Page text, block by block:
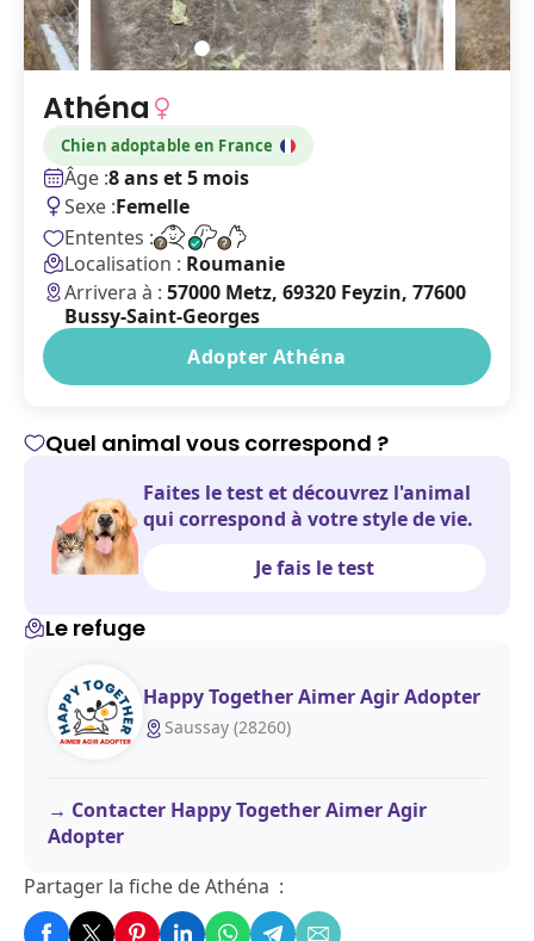
Athéna
Chien adoptable en France
Âge :8 ans et 5 mois
Sexe :Femelle
Ententes :
Localisation : Roumanie
Arrivera à : 57000 Metz, 69320 Feyzin, 77600
Bussy-Saint-Georges
Adopter Athéna
Quel animal vous correspond ?
Faites le test et découvrez l'animal
qui correspond à votre style de vie.
Je fais le test
Le refuge
Happy Together Aimer Agir Adopter
Saussay (28260)
Contacter Happy Together Aimer Agir
Adopter
Partager la fiche de Athéna :